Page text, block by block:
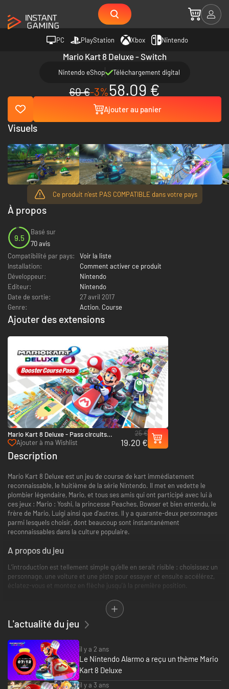
PC PlayStation Xbox Nintendo
Mario Kart 8 Deluxe - Switch
Nintendo eShop Téléchargement digital
60 €-3%58.09 €
Ajouter au panier
Ce produit n'est PAS COMPATIBLE dans votre pays
À propos
9.5
Basé sur
70 avis
Compatibilité par pays:
Voir la liste
Installation:
Comment activer ce produit
Développeur:
Nintendo
Editeur:
Nintendo
Date de sortie:
27 avril 2017
Genre:
Action, Course
Ajouter des extensions
Mario Kart 8 Deluxe - Pass circuits
additionnels - Switch
Ajouter à ma Wishlist
25 €
19.20 €
Visuels
Description
Mario Kart 8 Deluxe est un jeu de course de kart immédiatement
reconnaissable, le huitième de la série Nintendo. Il met en vedette le
plombier légendaire, Mario, et tous ses amis qui ont participé avec lui à
ces jeux : Mario : Yoshi, la princesse Peaches, Bowser et bien entendu, le
frère de Mario, Luigi ainsi que d'autres. Il y a quarante-deux personnages
parmi lesquels choisir, dont beaucoup sont instantanément
reconnaissables dans la culture populaire.
A propos du jeu
L’introduction est tellement simple qu’elle en serait risible : choisissez un
personnage, une voiture et une piste pour essayer et ensuite accélérez,
éclatez-vous et montez en flèche jusqu'à la première position.
Il s'agit d'un jeu qui a fait ses preuves et qui reste toujours aussi populaire
grâce à tous ses nouveaux ajouts et ses fonctions amusantes et
excentriques.
Quoi de neuf ?
Après la mise à jour de la Wii U, ce jeu propose les mêmes circuits mais en
plus grands, pouvant accueillir jusqu'à 12 personnes pour se disputer la
1ere place. Plus on est de fous, plus on rit !
L'actualité du jeu
il y a 2 ans
Le Nintendo Alarmo a reçu un thème Mario
Kart 8 Deluxe
il y a 3 ans